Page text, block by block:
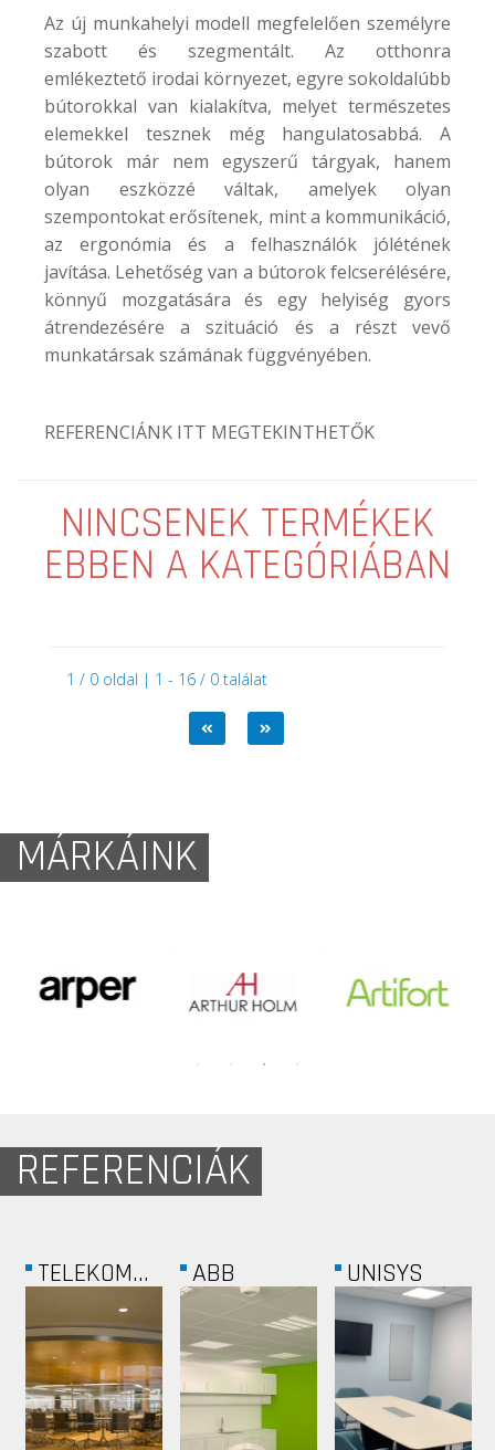
Az új munkahelyi modell megfelelően személyre
szabott és szegmentált. Az otthonra
emlékeztető irodai környezet, egyre sokoldalúbb
bútorokkal van kialakítva, melyet természetes
elemekkel tesznek még hangulatosabbá. A
bútorok már nem egyszerű tárgyak, hanem
olyan eszközzé váltak, amelyek olyan
szempontokat erősítenek, mint a kommunikáció,
az ergonómia és a felhasználók jólétének
javítása. Lehetőség van a bútorok felcserélésére,
könnyű mozgatására és egy helyiség gyors
átrendezésére a szituáció és a részt vevő
munkatársak számának függvényében.
REFERENCIÁNK ITT MEGTEKINTHETŐK
NINCSENEK TERMÉKEK
EBBEN A KATEGÓRIÁBAN
1 / 0 oldal | 1 - 16 / 0 találat
MÁRKÁINK
REFERENCIÁK
TELEKOM... ABB
UNISYS